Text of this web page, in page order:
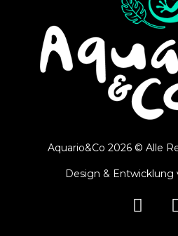
Aquario&Co 2026 © Alle
Design & Entwicklung